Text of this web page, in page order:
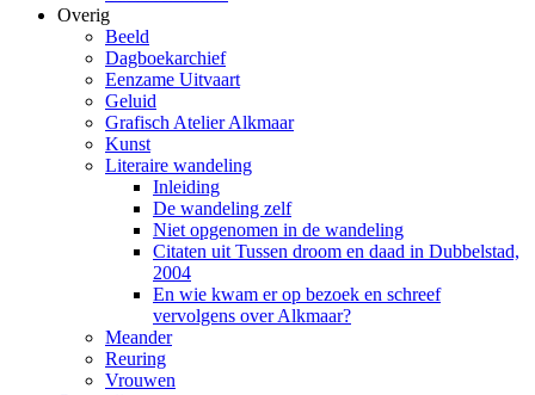
Overig
Beeld
Dagboekarchief
Eenzame Uitvaart
Geluid
Grafisch Atelier Alkmaar
Kunst
Literaire wandeling
Inleiding
De wandeling zelf
Niet opgenomen in de wandeling
Citaten uit Tussen droom en daad in Dubbelstad,
2004
En wie kwam er op bezoek en schreef
vervolgens over Alkmaar?
Meander
Reuring
Vrouwen